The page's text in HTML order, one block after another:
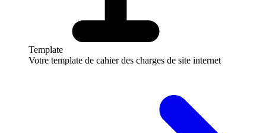
Template
Votre template de cahier des charges de site internet